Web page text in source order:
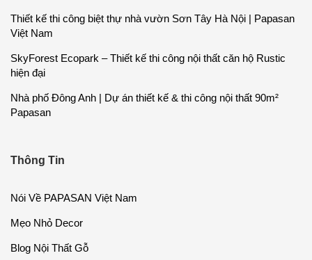
Thiết kế thi công biệt thự nhà vườn Sơn Tây Hà Nội | Papasan
Việt Nam
SkyForest Ecopark – Thiết kế thi công nội thất căn hộ Rustic
hiện đại
Nhà phố Đông Anh | Dự án thiết kế & thi công nội thất 90m²
Papasan
Thông Tin
Nói Về PAPASAN Việt Nam
Mẹo Nhỏ Decor
Blog Nội Thất Gỗ